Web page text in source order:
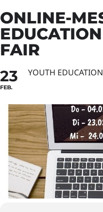
ONLINE-
FAIR
23
FEB.
YOUTH